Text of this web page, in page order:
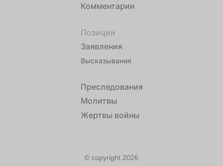
Комментарии
Позиции
Заявления
Высказывания
Преследования
Молитвы
Жертвы войны
© copyright 2026